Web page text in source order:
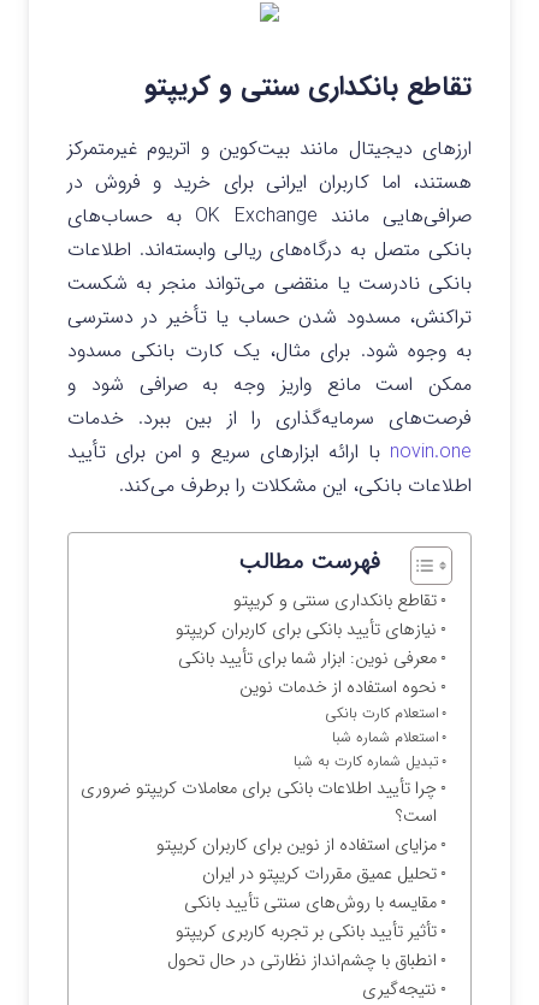
تقاطع بانکداری سنتی و کریپتو
ارزهای دیجیتال مانند بیت‌کوین و اتریوم غیرمتمرکز
هستند، اما کاربران ایرانی برای خرید و فروش در
صرافی‌هایی مانند OK Exchange به حساب‌های
بانکی متصل به درگاه‌های ریالی وابسته‌اند. اطلاعات
بانکی نادرست یا منقضی می‌تواند منجر به شکست
تراکنش، مسدود شدن حساب یا تأخیر در دسترسی
به وجوه شود. برای مثال، یک کارت بانکی مسدود
ممکن است مانع واریز وجه به صرافی شود و
فرصت‌های سرمایه‌گذاری را از بین ببرد. خدمات
novin.one با ارائه ابزارهای سریع و امن برای تأیید
اطلاعات بانکی، این مشکلات را برطرف می‌کند.
فهرست مطالب
تقاطع بانکداری سنتی و کریپتو
نیازهای تأیید بانکی برای کاربران کریپتو
معرفی نوین: ابزار شما برای تأیید بانکی
نحوه استفاده از خدمات نوین
استعلام کارت بانکی
استعلام شماره شبا
تبدیل شماره کارت به شبا
چرا تأیید اطلاعات بانکی برای معاملات کریپتو ضروری
است؟
مزایای استفاده از نوین برای کاربران کریپتو
تحلیل عمیق مقررات کریپتو در ایران
مقایسه با روش‌های سنتی تأیید بانکی
تأثیر تأیید بانکی بر تجربه کاربری کریپتو
انطباق با چشم‌انداز نظارتی در حال تحول
نتیجه‌گیری